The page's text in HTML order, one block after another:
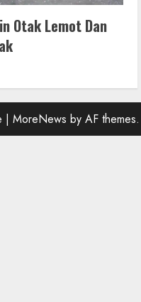
Otak Lemot Dan
| MoreNews by AF themes.